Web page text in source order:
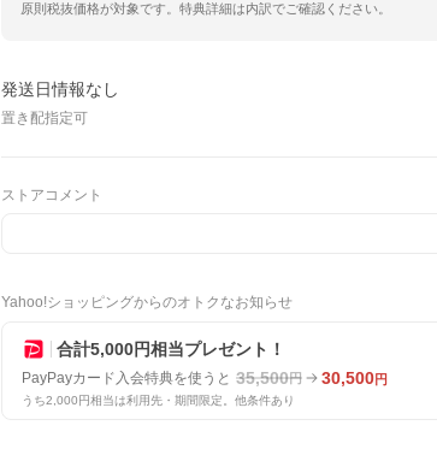
原則税抜価格が対象です。特典詳細は内訳でご確認ください。
発送日情報なし
置き配指定可
ストアコメント
Yahoo!ショッピングからのオトクなお知らせ
合計5,000円相当プレゼント！
PayPayカード入会特典を使うと 35,500円 30,500円
うち2,000円相当は利用先・期間限定。他条件あり